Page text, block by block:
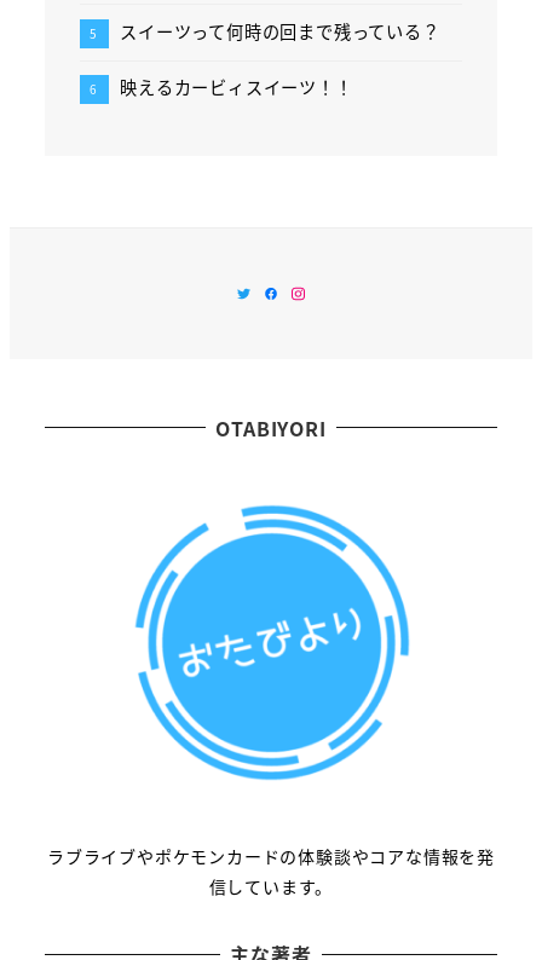
スイーツって何時の回まで残っている？
映えるカービィスイーツ！！
TwitterFacebook
Instagram
OTABIYORI
ラブライブやポケモンカードの体験談やコアな情報を発
信しています。
主な著者